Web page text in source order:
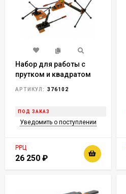
Набор для работы с
прутком и квадратом
АРТИКУЛ: 376102
ПОД ЗАКАЗ
Уведомить о поступлении
РРЦ
26 250 ₽